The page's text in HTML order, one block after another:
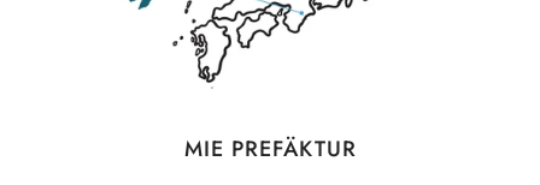
MIE PREFÄKTUR